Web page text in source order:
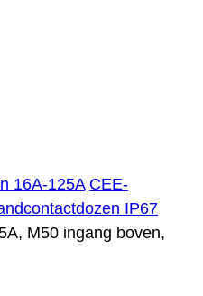
16A-125A CEE-
IP67
M50 ingang boven,